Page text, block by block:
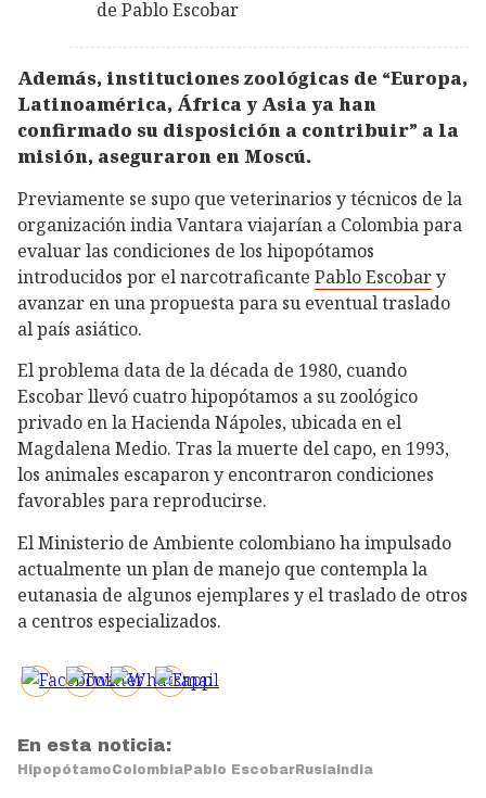
de Pablo Escobar
Además, instituciones zoológicas de “Europa,
Latinoamérica, África y Asia ya han
confirmado su disposición a contribuir” a la
misión, aseguraron en Moscú.
Previamente se supo que veterinarios y técnicos de la
organización india Vantara viajarían a Colombia para
evaluar las condiciones de los hipopótamos
introducidos por el narcotraficante Pablo Escobary
avanzar en una propuesta para su eventual traslado
al país asiático.
El problema data de la década de 1980, cuando
Escobar llevó cuatro hipopótamos a su zoológico
privado en la Hacienda Nápoles, ubicada en el
Magdalena Medio. Tras la muerte del capo, en 1993,
los animales escaparon y encontraron condiciones
favorables para reproducirse.
El Ministerio de Ambiente colombiano ha impulsado
actualmente un plan de manejo que contempla la
eutanasia de algunos ejemplares y el traslado de otros
a centros especializados.
En esta noticia:
HipopótamoColombia Pablo Escobar Rusia India